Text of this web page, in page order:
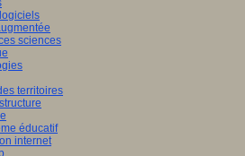
sciences
territoires
éducatif
internet